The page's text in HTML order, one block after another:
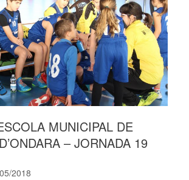
MUNICIPAL DE
– JORNADA 19
2018